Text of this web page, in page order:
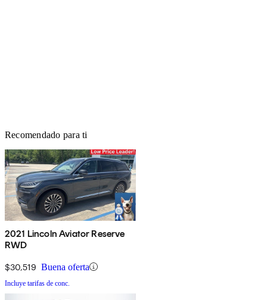
Recomendado para ti
2021 Lincoln Aviator Reserve
RWD
$30,519 Buena oferta
Incluye tarifas de conc.